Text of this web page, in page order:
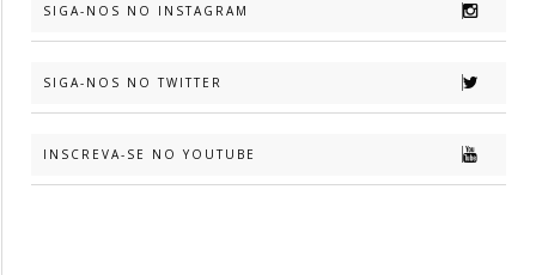
SIGA-NOS NO INSTAGRAM
SIGA-NOS NO TWITTER
INSCREVA-SE NO YOUTUBE